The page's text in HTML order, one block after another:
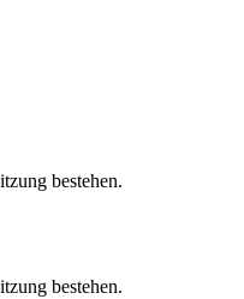
bestehen.
bestehen.